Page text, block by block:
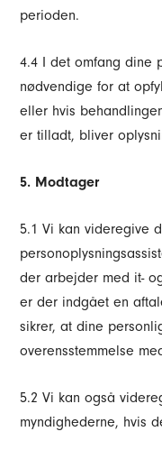
perioden.
4.4 I det omfang dine
nødvendige for at
eller hvis
er tilladt, bliver
5. Modtager
5.1 Vi kan videregive
der arbejder med it-
er der indgået en
sikrer, at dine
overensstemmelse
5.2 Vi kan også
myndighederne, hvis